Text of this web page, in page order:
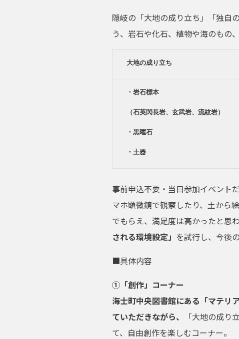
隠岐の「大地の成り立ち」「独自
う、岩石や化石、植物や海のもの
大地の成り立ち
・岩石標本
（石英閃長岩、玄武岩、流紋岩）
・黒曜石
・土器
事前申込不要・当日参加イベント
マホ顕微鏡で観察したり、土から
でもらえ、満足度は高かったと思
される環境設定」 を試行し、今後
■具体内容
①「創作」コーナー
海士町中央図書館にある「マテリ
ていただきながら、
「大地の成
て、自由創作を楽しむコーナー。